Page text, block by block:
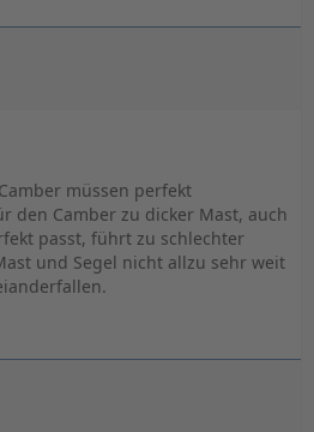
müssen perfekt
den Camber zu dicker Mast, auch
passt, führt zu schlechter
und Segel nicht allzu sehr weit